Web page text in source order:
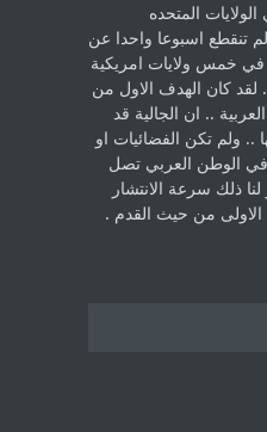
المتحده
منذ عام 1993 ، لم ‏تنقطع اسبوعا واحدا عن
في خمس ولايات امريكية
لقد كان الهدف الاول من
.. ان الجالية قد
.. ولم تكن الفضائيات او
الوطن ‏العربي تصل
ذلك سرعة الانتشار
الاولى من حيث القدم .